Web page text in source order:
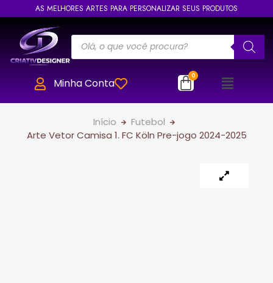
AS MELHORES ARTES PARA PERSONALIZAR SEUS PRODUTOS
Minha Conta
Início
Futebol
Arte Vetor Camisa 1. FC Köln Pre-jogo 2024-2025